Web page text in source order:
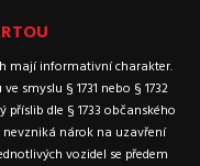
mají informativní charakter.
smyslu § 1731 nebo § 1732
dle § 1733 občanského
nárok na uzavření
vozidel se předem